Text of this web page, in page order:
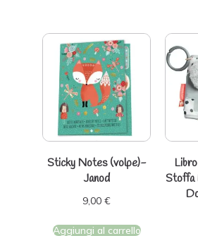
Sticky Notes (volpe)-
Janod
9,00 €
Aggiungi al carrello
Stoffa